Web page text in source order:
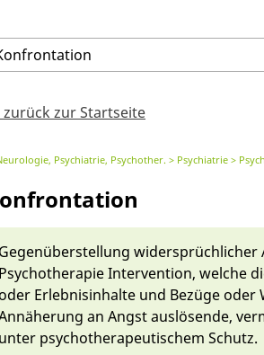
zurück zur Startseite
Psychiatrie, Psychother. Psychiatrie
Gegenü­ber­stellung
Psychotherapie In­ter­venti­on, wel­che
oder Er­lebnis­in­halte und Be­zü­ge
an Angst aus­lösen­de,
un­ter psychotherapeutischem Schutz.